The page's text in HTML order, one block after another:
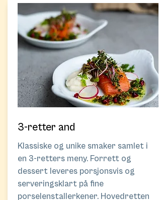
3-retter and
Klassiske og unike smaker samlet i
en 3-retters meny. Forrett og
dessert leveres porsjonsvis og
serveringsklart på fine
porselenstallerkener. Hovedretten